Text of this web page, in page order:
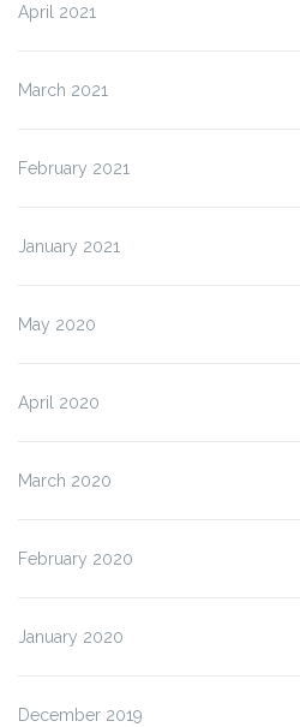
April 2021
March 2021
February 2021
January 2021
May 2020
April 2020
March 2020
February 2020
January 2020
December 2019